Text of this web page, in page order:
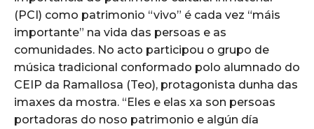
(PCI) como patrimonio “vivo” é cada vez “máis
importante” na vida das persoas e as
comunidades. No acto participou o grupo de
música tradicional conformado polo alumnado do
CEIP da Ramallosa (Teo), protagonista dunha das
imaxes da mostra. “Eles e elas xa son persoas
portadoras do noso patrimonio e algún día